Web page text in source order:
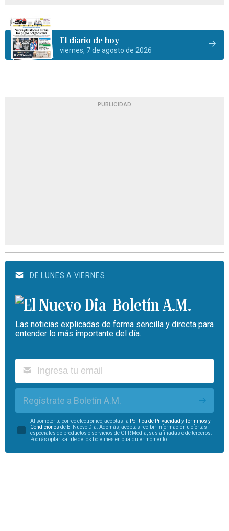
El diario de hoy
viernes, 7 de agosto de 2026
PUBLICIDAD
DE LUNES A VIERNES
Boletín A.M.
Las noticias explicadas de forma sencilla y directa para
entender lo más importante del día.
Regístrate a Boletín A.M.
Al someter tu correo electrónico, aceptas la Política de Privacidad yTérminos y
Condiciones de El Nuevo Día. Además, aceptas recibir información u ofertas
especiales de productos o servicios de GFR Media, sus afiliadas o de terceros.
Podrás optar salirte de los boletines en cualquier momento.